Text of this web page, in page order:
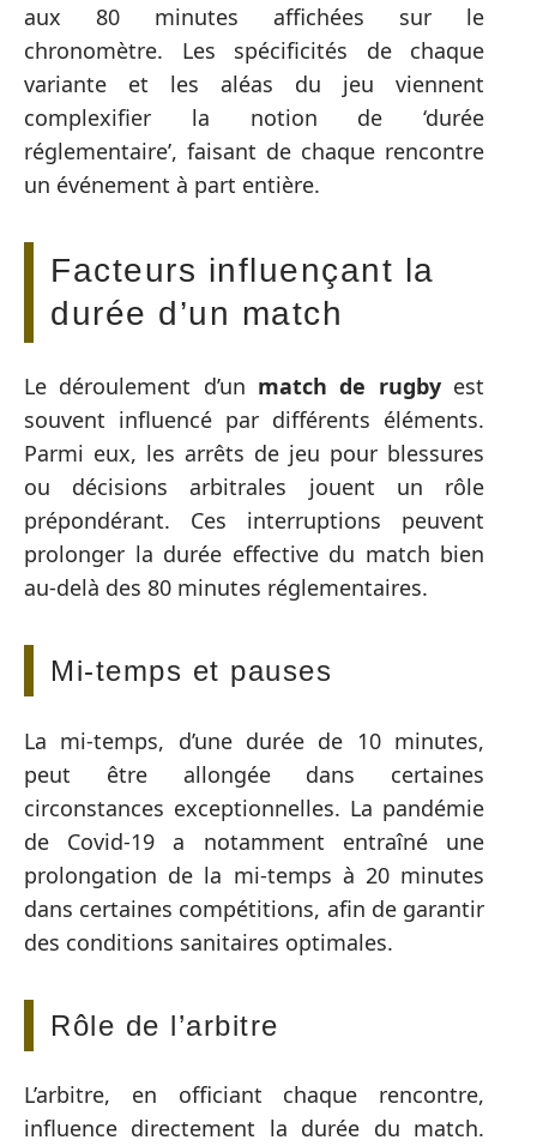
aux 80 minutes affichées sur le
chronomètre. Les spécificités de chaque
variante et les aléas du jeu viennent
complexifier la notion de ‘durée
réglementaire’, faisant de chaque rencontre
un événement à part entière.
Facteurs influençant la
durée d’un match
Le déroulement d’un match de rugbyest
souvent influencé par différents éléments.
Parmi eux, les arrêts de jeu pour blessures
ou décisions arbitrales jouent un rôle
prépondérant. Ces interruptions peuvent
prolonger la durée effective du match bien
au-delà des 80 minutes réglementaires.
Mi-temps et pauses
La mi-temps, d’une durée de 10 minutes,
peut être allongée dans certaines
circonstances exceptionnelles. La pandémie
de Covid-19 a notamment entraîné une
prolongation de la mi-temps à 20 minutes
dans certaines compétitions, afin de garantir
des conditions sanitaires optimales.
Rôle de l’arbitre
L’arbitre, en officiant chaque rencontre,
influence directement la durée du match.